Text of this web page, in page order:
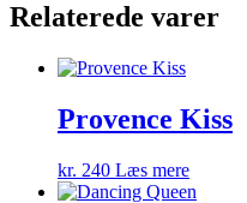
Relaterede varer
Provence Kiss
kr. 240 Læs mere